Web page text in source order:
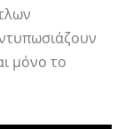
μόνο το